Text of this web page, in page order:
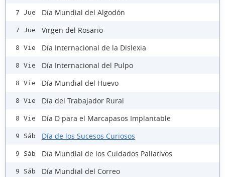
7 Jue Día Mundial del Algodón
7 Jue Virgen del Rosario
8 Vie Día Internacional de la Dislexia
8 Vie Día Internacional del Pulpo
8 Vie Día Mundial del Huevo
8 Vie Día del Trabajador Rural
8 Vie Día D para el Marcapasos Implantable
9 Sáb Día de los Sucesos Curiosos
9 Sáb Día Mundial de los Cuidados Paliativos
9 Sáb Día Mundial del Correo